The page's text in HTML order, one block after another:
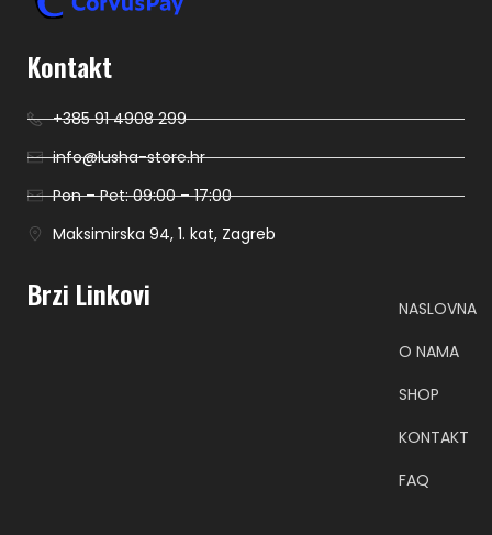
Kontakt
+385 91 4908 299
info@lusha-store.hr
Pon – Pet: 09:00 – 17:00
Maksimirska 94, 1. kat, Zagreb
Brzi Linkovi
NASLOVNA
O NAMA
SHOP
KONTAKT
FAQ